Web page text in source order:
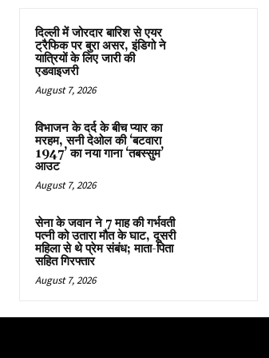
दिल्ली में जोरदार बारिश से एयर
ट्रैफिक पर बुरा असर, इंडिगो ने
यात्रियों के लिए जारी की
एडवाइजरी
August 7, 2026
विभाजन के दर्द के बीच प्यार का
मरहम, सनी देओल की ‘बटवारा
1947’ का नया गाना ‘तबस्सुम’
आउट
August 7, 2026
सेना के जवान ने 7 माह की गर्भवती
पत्नी को उतारा मौत के घाट, दूसरी
महिला से थे प्रेम संबंध; माता-पिता
सहित गिरफ्तार
August 7, 2026